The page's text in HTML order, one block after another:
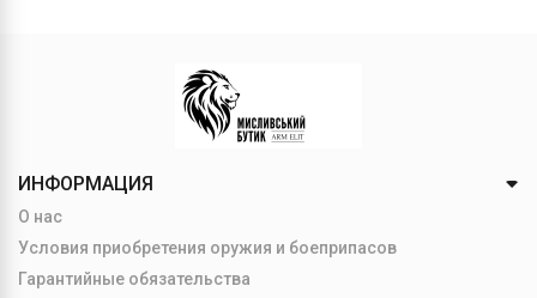
ИНФОРМАЦИЯ
О нас
Условия приобретения оружия и боеприпасов
Гарантийные обязательства